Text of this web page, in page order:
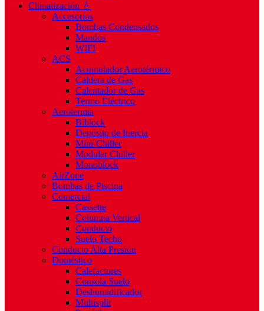
Climatización 💧
Accesorios
Bombas Condensados
Mandos
WIFI
ACS
Acumulador Aerotérmico
Caldera de Gas
Calentador de Gas
Termo Eléctrico
Aerotermia
Biblock
Depósito de Inercia
Mini-Chiller
Modular Chiller
Monoblock
AirZone
Bombas de Piscina
Comercial
Cassette
Columna Vertical
Conducto
Suelo Techo
Conducto Alta Presión
Doméstico
Calefactores
Consola Suelo
Deshumidificador
Multisplit